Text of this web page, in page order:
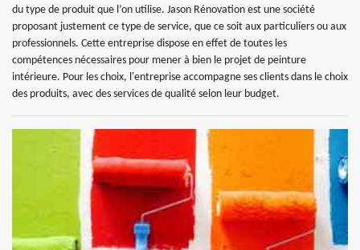
du type de produit que l’on utilise. Jason Rénovation est une société
proposant justement ce type de service, que ce soit aux particuliers ou aux
professionnels. Cette entreprise dispose en effet de toutes les
compétences nécessaires pour mener à bien le projet de peinture
intérieure. Pour les choix, l'entreprise accompagne ses clients dans le choix
des produits, avec des services de qualité selon leur budget.